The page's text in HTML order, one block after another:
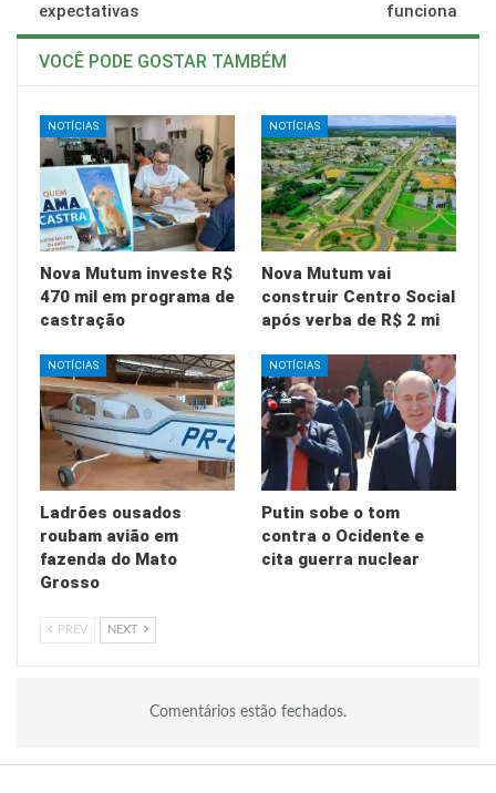
expectativas
funciona
VOCÊ PODE GOSTAR TAMBÉM
NOTÍCIAS
Nova Mutum investe R$
470 mil em programa de
castração
NOTÍCIAS
Nova Mutum vai
construir Centro Social
após verba de R$ 2 mi
NOTÍCIAS
Ladrões ousados
roubam avião em
fazenda do Mato
Grosso
NOTÍCIAS
Putin sobe o tom
contra o Ocidente e
cita guerra nuclear
PREV NEXT
Comentários estão fechados.